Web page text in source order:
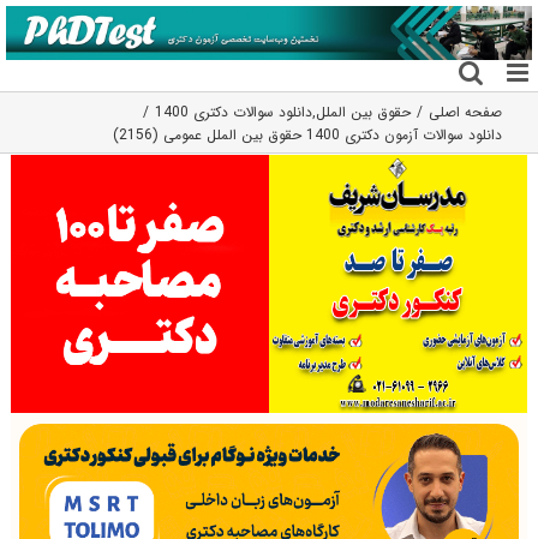
رفتن
به
محتوا
صفحه اصلی حقوق بین الملل,دانلود سوالات دکتری 1400
دانلود سوالات آزمون دکتری 1400 حقوق بین ‌الملل عمومی (2156)